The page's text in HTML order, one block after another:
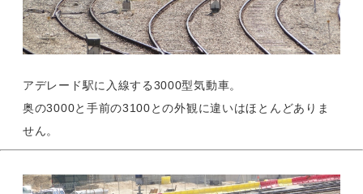
アデレード駅に入線する3000型気動車。
奥の3000と手前の3100との外観に違いはほとんどありま
せん。